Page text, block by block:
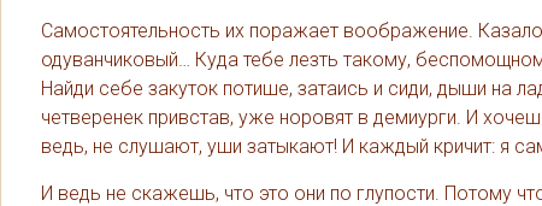
Самостоятельность их поражает воображение.
одуванчиковый… Куда тебе лезть такому,
Найди себе закуток потише, затаись и сиди, дыши на
четверенек привстав, уже норовят в демиурги. И
ведь, не слушают, уши затыкают! И каждый кричит: я
И ведь не скажешь, что это они по глупости. Потому